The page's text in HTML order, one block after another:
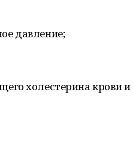
давление;
холестерина крови и